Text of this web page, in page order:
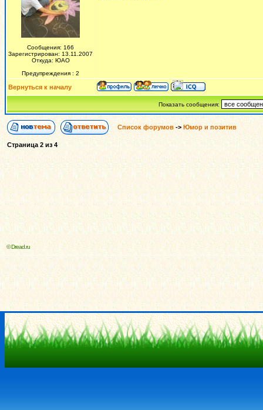
Сообщения: 166
Зарегистрирован: 13.11.2007
Откуда: ЮАО
Предупреждения : 2
Вернуться к началу
Показать сообщения:
Список форумов -> Юмор и позитив
Страница 2из 4
© Dread.ru